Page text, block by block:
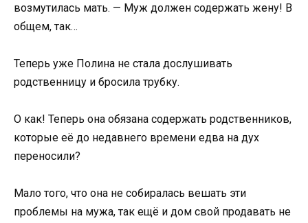
возмутилась мать. — Муж должен содержать жену! В
общем, так…
Теперь уже Полина не стала дослушивать
родственницу и бросила трубку.
О как! Теперь она обязана содержать родственников,
которые её до недавнего времени едва на дух
переносили?
Мало того, что она не собиралась вешать эти
проблемы на мужа, так ещё и дом свой продавать не